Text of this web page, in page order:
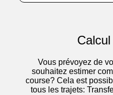
Vous prévoyez de
souhaitez estimer
course? Cela est
tous les trajets: